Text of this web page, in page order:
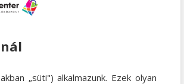
Adriennről
„süti") alkalmazunk. Ezek olyan